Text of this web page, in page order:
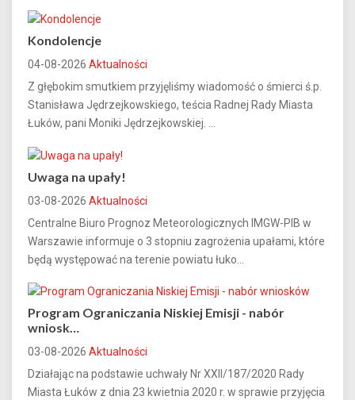
Kondolencje
04-08-2026 Aktualności
Z głębokim smutkiem przyjęliśmy wiadomość o śmierci ś.p.
Stanisława Jędrzejkowskiego, teścia Radnej Rady Miasta
Łuków, pani Moniki Jędrzejkowskiej. ...
Uwaga na upały!
03-08-2026 Aktualności
Centralne Biuro Prognoz Meteorologicznych IMGW-PIB w
Warszawie informuje o 3 stopniu zagrożenia upałami, które
będą występować na terenie powiatu łuko...
Program Ograniczania Niskiej Emisji - nabór
wniosk…
03-08-2026 Aktualności
Działając na podstawie uchwały Nr XXII/187/2020 Rady
Miasta Łuków z dnia 23 kwietnia 2020 r. w sprawie przyjęcia